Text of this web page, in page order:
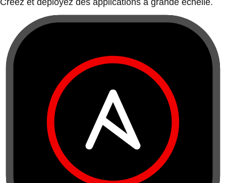
Créez et déployez des applications à grande échelle.